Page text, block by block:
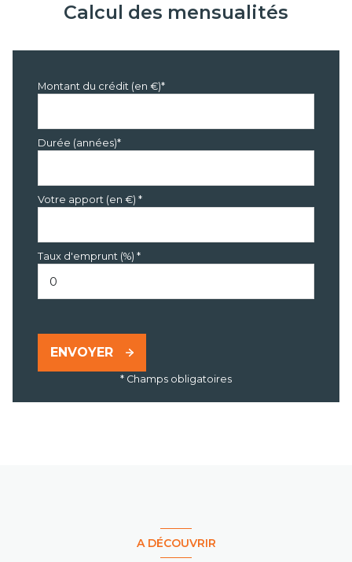
Calcul des mensualités
Montant du crédit (en €)*
Durée (années)*
Votre apport (en €) *
Taux d'emprunt (%) *
ENVOYER
* Champs obligatoires
A DÉCOUVRIR